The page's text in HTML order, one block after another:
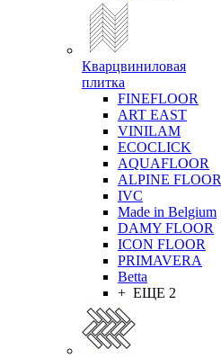
Кварцвиниловая
плитка
FINEFLOOR
ART EAST
VINILAM
ECOCLICK
AQUAFLOOR
ALPINE FLOOR
IVC
Made in Belgium
DAMY FLOOR
ICON FLOOR
PRIMAVERA
Betta
+ ЕЩЕ 2